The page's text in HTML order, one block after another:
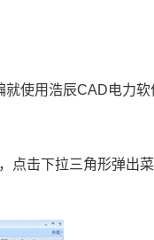
就使用浩辰CAD电力软
点击下拉三角形弹出菜